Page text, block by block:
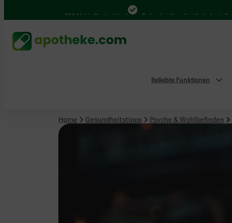
4.000 Mal in Deutschland Online bei Ihrer Apotheke bestellen
Beliebte Funktionen
Home Gesundheitstipps Psyche & Wohlbefinden
Psyche & Wohlbefinden